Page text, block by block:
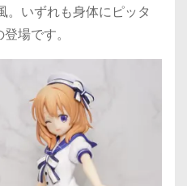
いずれも身体にピッタ
場です。